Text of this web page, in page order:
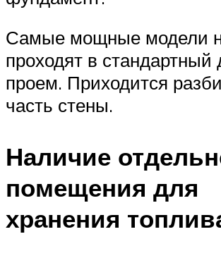
Самые мощные модели
проходят в стандартный
проем. Приходится
часть стены.
Наличие
помещения для
хранения